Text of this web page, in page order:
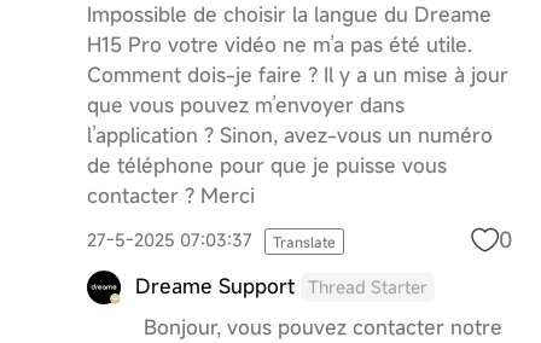
Impossible de choisir la langue du Dreame
H15 Pro votre vidéo ne m’a pas été utile.
Comment dois-je faire ? Il y a un mise à jour
que vous pouvez m’envoyer dans
l’application ? Sinon, avez-vous un numéro
de téléphone pour que je puisse vous
contacter ? Merci
27-5-2025 07:03:37 Translate 0
Dreame Support Thread Starter
Bonjour, vous pouvez contacter notre